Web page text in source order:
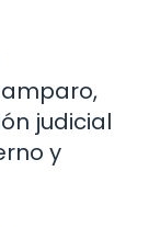
judicial
y